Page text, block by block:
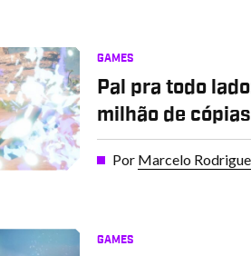
GAMES
Pal pra todo
milhão de
Por Marcelo
GAMES